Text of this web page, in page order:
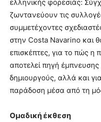
ελληνικής φορεσιάς:
ζωντανεύουν τις
συμμετέχοντες
στην Costa Navarino και
επισκέπτες, για το πώς η
αποτελεί πηγή
δημιουργούς, αλλά και
παράδοση μέσα από τη
Ομαδική έκθεση